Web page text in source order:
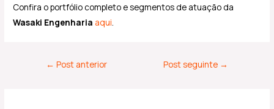
Confira o portfólio completo e segmentos de atuação da
Wasaki Engenharia aqui
← Post anterior Post seguinte →